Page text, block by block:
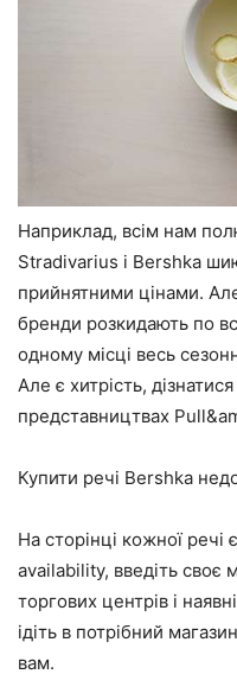
Наприклад, всім нам
Stradivarius і Bershka
прийнятними цінами.
бренди розкидають по
одному місці весь
Але є хитрість,
представництвах
Купити речі Bershka
На сторінці кожної
availability, введіть своє
торгових центрів і
ідіть в потрібний
вам.